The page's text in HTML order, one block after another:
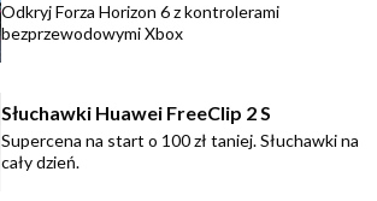
Odkryj Forza Horizon 6 z kontrolerami
bezprzewodowymi Xbox
Słuchawki Huawei FreeClip 2 S
Supercena na start o 100 zł taniej. Słuchawki na
cały dzień.